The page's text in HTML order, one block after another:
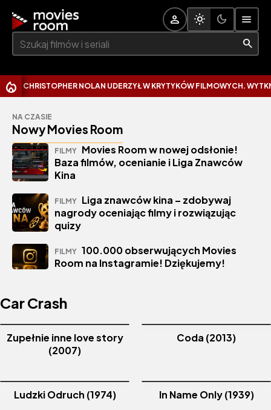
Szukaj:
CHRISTOPHER NOLAN UDERZYŁ W KRYTYKÓW FILMOWYCH.
NA CZASIE
Nowy Movies Room
FILMY Movies Room w nowej odsłonie!
Baza filmów, ocenianie i Liga Znawców
Kina
FILMY Liga znawców kina – zdobywaj
nagrody oceniając filmy i rozwiązując
quizy
FILMY 100.000 obserwujących Movies
Room na Instagramie! Dziękujemy!
Car Crash
Zupełnie inne love story
(2007)
Coda (2013)
Ludzki Odruch (1974) In Name Only (1939)